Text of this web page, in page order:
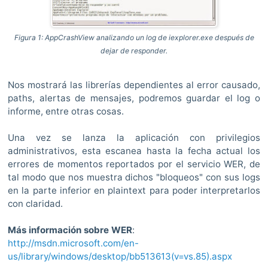
Figura 1: AppCrashView analizando un log de iexplorer.exe después de
dejar de responder.
Nos mostrará las librerías dependientes al error causado,
paths, alertas de mensajes, podremos guardar el log o
informe, entre otras cosas.
Una vez se lanza la aplicación con privilegios
administrativos, esta escanea hasta la fecha actual los
errores de momentos reportados por el servicio WER, de
tal modo que nos muestra dichos "bloqueos" con sus logs
en la parte inferior en plaintext para poder interpretarlos
con claridad.
Más información sobre WER:
http://msdn.microsoft.com/en-
us/library/windows/desktop/bb513613(v=vs.85).aspx